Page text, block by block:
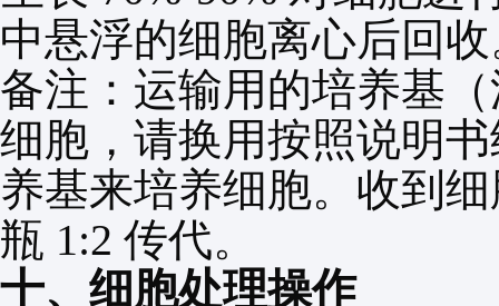
中悬浮的细胞离心后回
备注：运输用的培养基
细胞，请换用按照说明
养基来培养细胞。收到
瓶 1:2 传代。
十、细胞处理操作